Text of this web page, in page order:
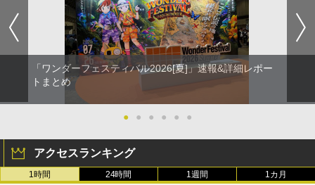
「ワンダーフェスティバル2026[夏]」速報&詳細レポー
トまとめ
● ● ● ● ● ●
アクセスランキング
1時間 24時間 1週間 1カ月